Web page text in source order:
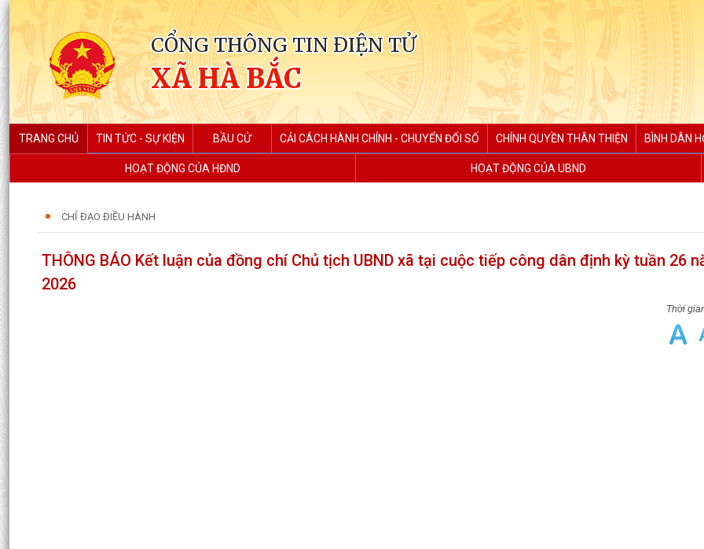
CỔNG THÔNG TIN ĐIỆN TỬ
XÃ HÀ BẮC
TRANG CHỦ TIN TỨC - SỰ KIỆN BẦU CỬ CẢI CÁCH HÀNH CHÍNH - CHUYỂN ĐỔI SỐ CHÍNH QUYỀN THÂN THIỆN BÌNH DÂN
HOẠT ĐỘNG CỦA HĐND HOẠT ĐỘNG CỦA UBND
CHỈ ĐẠO ĐIỀU HÀNH
THÔNG BÁO Kết luận của đồng chí Chủ tịch UBND xã tại cuộc tiếp công dân định kỳ tuần 26
2026